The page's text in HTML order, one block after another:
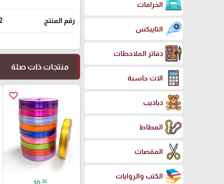
الخرامات
التايبكس
دفاتر الملاحظات
الات حاسبة
دباديب
المطاط
المقصات
الكتب والروايات
رقم المنتج
منتجات ذات صلة
favorite_border
₪